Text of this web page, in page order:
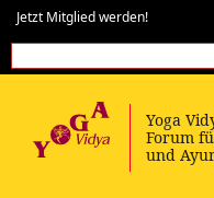
Jetzt Mitglied werden!